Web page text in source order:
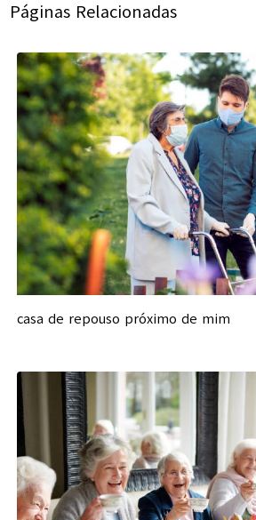
Páginas Relacionadas
casa de repouso próximo de mim